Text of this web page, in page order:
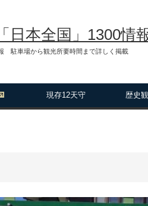
日本全国」1300情
駐車場から観光所要時間まで詳しく掲載
現存12天守 歴史